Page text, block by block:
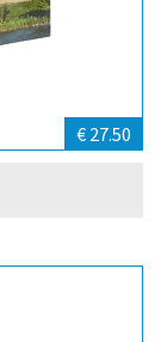
€ 27.50